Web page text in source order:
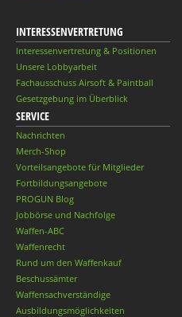
INTERESSENVERTRETUNG
Interessenvertretung & Positionen
Unsere Lobbyarbeit
Fachausschuss Airsoft & Paintball
Gesetzgebung im Überblick
SERVICE
Nachrichten
Merch-Shop
Vorteilsangebote für Mitglieder
Fortbildungsangebote
PROGUN Blog
Jobbörse und Nachfolge
Waffen-ABC
Waffenrecht
Rund um den Waffenkauf
Beschussämter
Waffensachverständige
Ausbildungsmöglichkeiten